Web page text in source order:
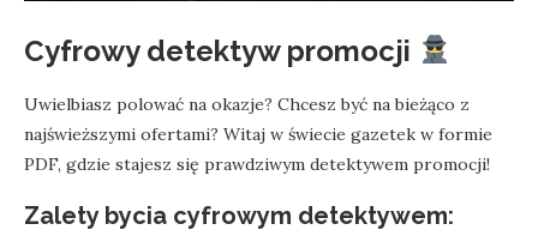
Cyfrowy detektyw promocji
Uwielbiasz polować na okazje? Chcesz być na bieżąco z
najświeższymi ofertami? Witaj w świecie gazetek w formie
PDF, gdzie stajesz się prawdziwym detektywem promocji!
Zalety bycia cyfrowym detektywem: